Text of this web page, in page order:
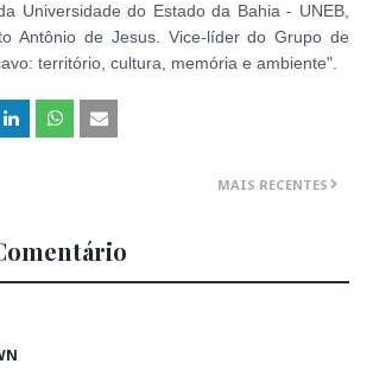
Universidade do Estado da Bahia - UNEB,
Antônio de Jesus. Vice-líder do Grupo de
território, cultura, memória e ambiente".
MAIS RECENTES